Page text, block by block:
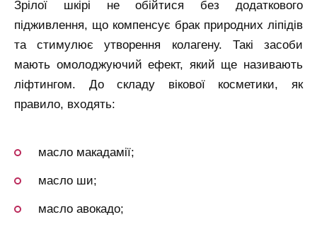
Зрілої шкірі не обійтися без додаткового
підживлення, що компенсує брак природних ліпідів
та стимулює утворення колагену. Такі засоби
мають омолоджуючий ефект, який ще називають
ліфтингом. До складу вікової косметики, як
правило, входять:
масло макадамії;
масло ши;
масло авокадо;